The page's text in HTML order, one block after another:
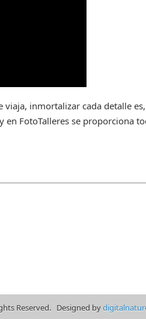
inmortalizar cada detalle
en FotoTalleres se proporciona
Reserved. Designed by